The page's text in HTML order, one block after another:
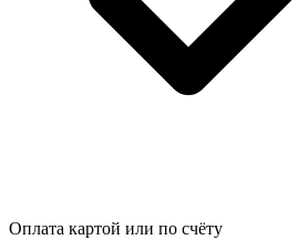
Оплата картой или по счёту